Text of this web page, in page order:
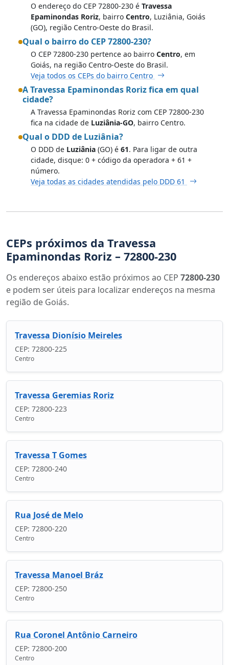
O endereço do CEP 72800-230 é Travessa
Epaminondas Roriz, bairro Centro, Luziânia, Goiás
(GO), região Centro-Oeste do Brasil.
Qual o bairro do CEP 72800-230?
O CEP 72800-230 pertence ao bairro Centro, em
Goiás, na região Centro-Oeste do Brasil.
Veja todos os CEPs do bairro Centro
A Travessa Epaminondas Roriz fica em qual
cidade?
A Travessa Epaminondas Roriz com CEP 72800-230
fica na cidade de Luziânia-GO, bairro Centro.
Qual o DDD de Luziânia?
O DDD de Luziânia (GO) é 61. Para ligar de outra
cidade, disque: 0 + código da operadora + 61 +
número.
Veja todas as cidades atendidas pelo DDD 61
CEPs próximos da Travessa
Epaminondas Roriz – 72800-230
Os endereços abaixo estão próximos ao CEP 72800-230
e podem ser úteis para localizar endereços na mesma
região de Goiás.
Travessa Dionísio Meireles
CEP: 72800-225
Centro
Travessa Geremias Roriz
CEP: 72800-223
Centro
Travessa T Gomes
CEP: 72800-240
Centro
Rua José de Melo
CEP: 72800-220
Centro
Travessa Manoel Bráz
CEP: 72800-250
Centro
Rua Coronel Antônio Carneiro
CEP: 72800-200
Centro